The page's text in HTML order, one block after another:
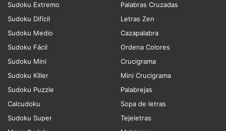
Sudoku Extremo
Sudoku Difícil
Sudoku Medio
Sudoku Fácil
Sudoku Mini
Sudoku Killer
Sudoku Puzzle
Calcudoku
Sudoku Super
Palabras Cruzadas
Letras Zen
Cazapalabra
Ordena Colores
Crucigrama
Mini Crucigrama
Palabrejas
Sopa de letras
Tejeletras